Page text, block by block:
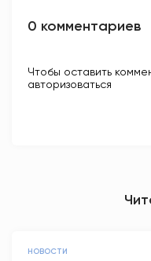
0 комментариев
Чтобы оставить
авторизоваться
НОВОСТИ